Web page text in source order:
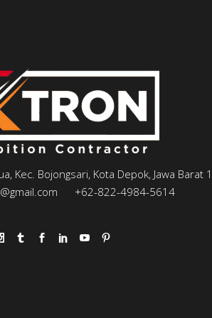
Kec. Bojongsari, Kota Depok, Jawa Barat
+62-822-4984-5614